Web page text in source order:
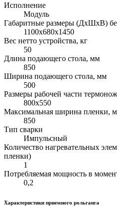
Исполнение
Модуль
Габаритные размеры (ДхШхВ)
1100х680х1450
Вес нетто устройства, кг
50
Длина подающего стола, мм
850
Ширина подающего стола, мм
500
Размеры рабочей части
800х550
Максимальная ширина пленки,
850
Тип сварки
Импульсный
Количество нагревательных
пленки)
1
Потребляемая мощность в
0,2
Характеристики приемного рольганга